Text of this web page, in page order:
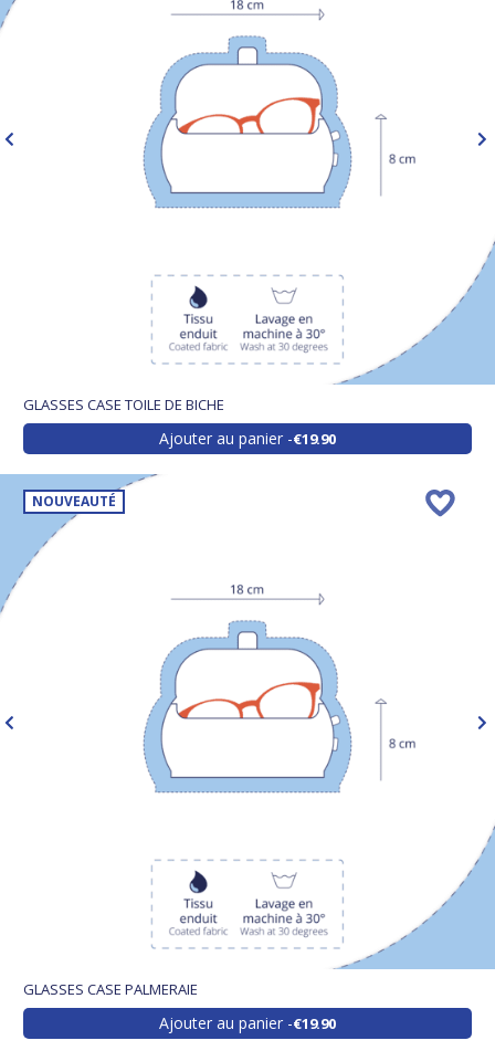
GLASSES CASE TOILE DE BICHE
Ajouter au panier €19.90
NOUVEAUTÉ
GLASSES CASE PALMERAIE
Ajouter au panier €19.90